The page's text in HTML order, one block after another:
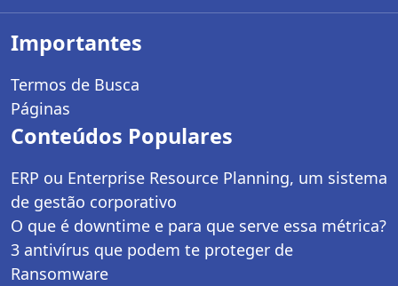
Importantes
Termos de Busca
Páginas
Conteúdos Populares
ERP ou Enterprise Resource Planning, um sistema
de gestão corporativo
O que é downtime e para que serve essa métrica?
3 antivírus que podem te proteger de
Ransomware